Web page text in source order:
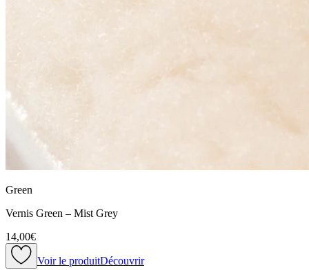
Green
Vernis Green – Mist Grey
14,00€
Voir le produitDécouvrir